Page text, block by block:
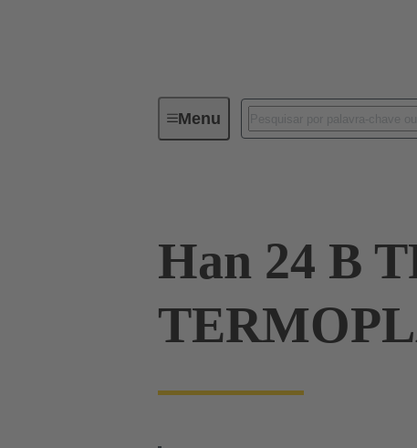
MenuIndustrial connectors / Han®
Han 24 B